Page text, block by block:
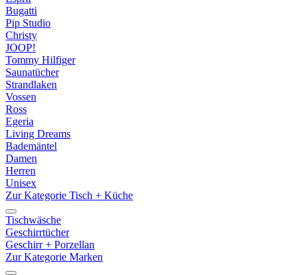
Bugatti
Pip Studio
Christy
JOOP!
Tommy Hilfiger
Saunatücher
Strandlaken
Vossen
Ross
Egeria
Living Dreams
Bademäntel
Damen
Herren
Unisex
Zur Kategorie Tisch + Küche
Tischwäsche
Geschirrtücher
Geschirr + Porzellan
Zur Kategorie Marken